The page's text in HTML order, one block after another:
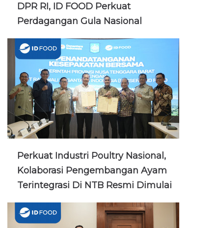
DPR RI, ID FOOD Perkuat
Perdagangan Gula Nasional
Perkuat Industri Poultry Nasional,
Kolaborasi Pengembangan Ayam
Terintegrasi Di NTB Resmi Dimulai